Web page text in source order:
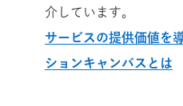
介しています。
サービスの提供価値を
ションキャンバスとは